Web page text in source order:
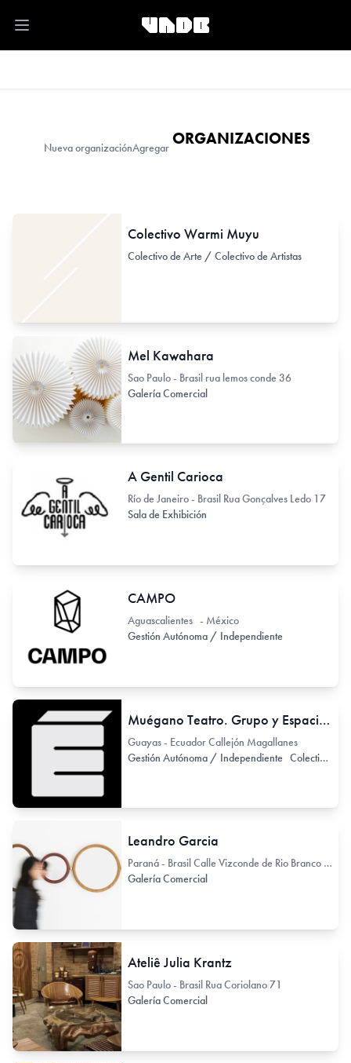
Open main menu
Nueva organizaciónAgregar ORGANIZACIONES
Colectivo Warmi Muyu
Colectivo de Arte / Colectivo de Artistas
Mel Kawahara
Sao Paulo - Brasil rua lemos conde 36
Galería Comercial
A Gentil Carioca
Río de Janeiro - Brasil Rua Gonçalves Ledo 17
Sala de Exhibición
CAMPO
Aguascalientes - México
Gestión Autónoma / Independiente
Muégano Teatro. Grupo y Espacio de Teatro independiente
Guayas - Ecuador Callejón Magallanes
Gestión Autónoma / Independiente Colectivo de Arte / Colectivo de Artistas
Leandro Garcia
Paraná - Brasil Calle Vizconde de Rio Branco 1488
Galería Comercial
Ateliê Julia Krantz
Sao Paulo - Brasil Rua Coriolano 71
Galería Comercial